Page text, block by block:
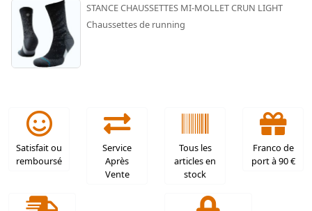
STANCE CHAUSSETTES MI-MOLLET CRUN LIGHT
Chaussettes de running
Satisfait ou
remboursé
Service
Après
Vente
Tous les
articles en
stock
Franco de
port à 90 €